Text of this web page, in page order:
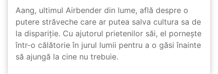
Aang, ultimul Airbender din lume, află despre o
putere străveche care ar putea salva cultura sa de
la dispariție. Cu ajutorul prietenilor săi, el pornește
într-o călătorie în jurul lumii pentru a o găsi înainte
să ajungă la cine nu trebuie.